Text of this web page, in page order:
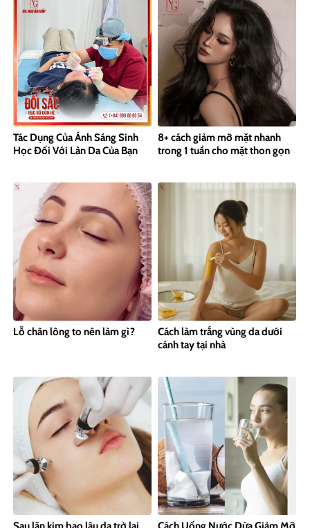
Tác Dụng Của Ánh Sáng Sinh
Học Đối Với Làn Da Của Bạn
8+ cách giảm mỡ mặt nhanh
trong 1 tuần cho mặt thon gọn
Lỗ chân lông to nên làm gì?
Cách làm trắng vùng da dưới
cánh tay tại nhà